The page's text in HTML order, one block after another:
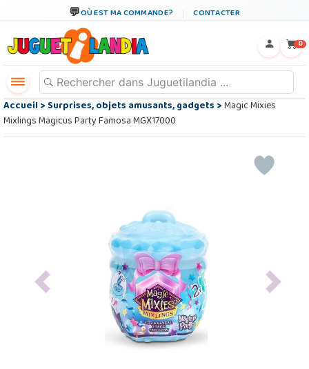
OÙ EST MA COMMANDE? CONTACTER
0
Accueil>Surprises, objets amusants, gadgets>Magic Mixies
Mixlings Magicus Party Famosa MGX17000
Previous Next